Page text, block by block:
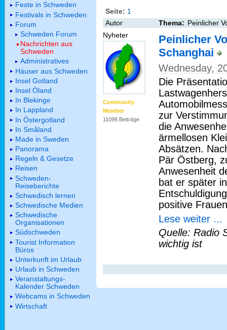
Seite: 1
Autor
Thema: Peinlicher
Nyheter
Community
Member
11098 Beiträge
Peinlicher
Schanghai
Wednesday,
Die
zur
die
ärmellosen
Absätzen.
Pär Östberg,
Anwesenheit
bat er später
positive
Lese weiter ...
Quelle: Radio
wichtig ist
Feste in Schweden
Festivals in Schweden
Forum
Schweden Forum
Nachrichten aus
Schweden
Administratives
Häuser aus Schweden
Insel Gotland
Insel Öland
In Blekinge
In Lappland
In Östergotland
In Småland
Made in Sweden
Panorama
Regeln & Gesetze
Reisen
Schweden-
Reiseberichte
Schwedisch lernen
Schwedische Medien
Schwedische
Organisationen
Südschweden
Tourist Information
Büros
Unterkunft im Urlaub
Urlaub in Schweden
Veranstaltungs-
Kalender Schweden
Webcams in Schweden
Wirtschaft